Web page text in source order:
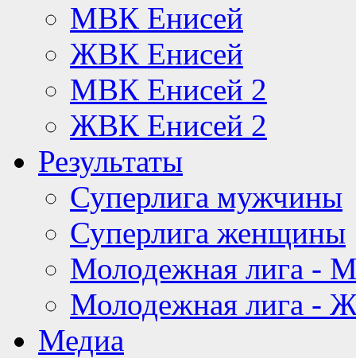
МВК Енисей
ЖВК Енисей
МВК Енисей 2
ЖВК Енисей 2
Результаты
Суперлига мужчины
Суперлига женщины
Молодежная лига -
Молодежная лига -
Медиа